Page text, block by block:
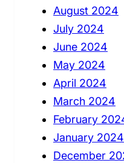
August 2024
July 2024
June 2024
May 2024
April 2024
March 2024
February
January 2024
December